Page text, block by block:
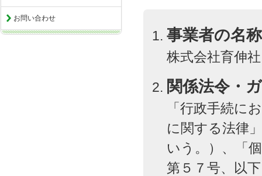
お問い合わせ
事業者の名称
株式会社育伸社
関係法令・
「行政手続に
に関する法律
いう。）、「
第５７号、以